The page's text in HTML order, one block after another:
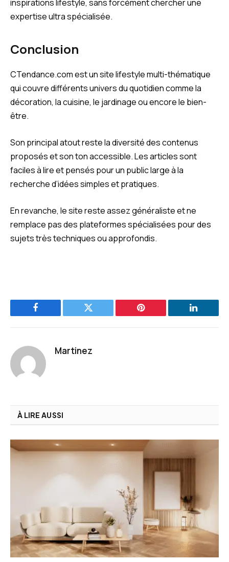
inspirations lifestyle, sans forcément chercher une
expertise ultra spécialisée.
Conclusion
CTendance.com est un site lifestyle multi-thématique
qui couvre différents univers du quotidien comme la
décoration, la cuisine, le jardinage ou encore le bien-
être.
Son principal atout reste la diversité des contenus
proposés et son ton accessible. Les articles sont
faciles à lire et pensés pour un public large à la
recherche d’idées simples et pratiques.
En revanche, le site reste assez généraliste et ne
remplace pas des plateformes spécialisées pour des
sujets très techniques ou approfondis.
Facebook Twitter Pinterest LinkedIn
Martinez
À LIRE AUSSI